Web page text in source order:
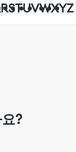
RSTUVWXYZ
?